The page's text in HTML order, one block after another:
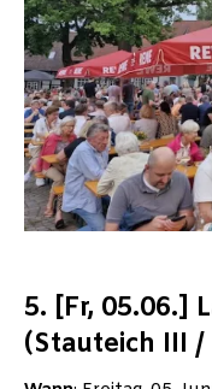
5. [Fr, 05.06.]
(Stauteich III /